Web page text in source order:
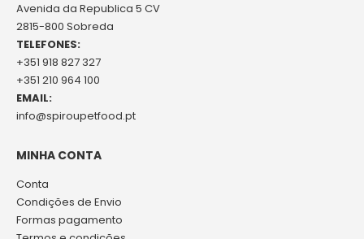
Avenida da Republica 5 CV
2815-800 Sobreda
TELEFONES:
+351 918 827 327
+351 210 964 100
EMAIL:
info@spiroupetfood.pt
MINHA CONTA
Conta
Condições de Envio
Formas pagamento